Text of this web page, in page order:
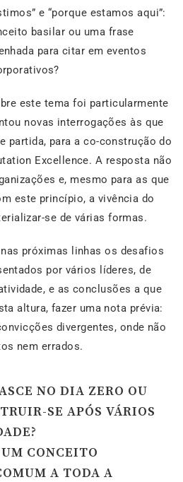
e “porque estamos aqui”:
basilar ou uma frase
para citar em eventos
este tema foi particularmente
novas interrogações às que
partida, para a co-construção do
Excellence. A resposta não
e, mesmo para as que
este princípio, a vivência do
se de várias formas.
próximas linhas os desafios
por vários líderes, de
e as conclusões a que
altura, fazer uma nota prévia:
divergentes, onde não
nem errados.
NO DIA ZERO OU
SE APÓS VÁRIOS
CONCEITO
A TODA A